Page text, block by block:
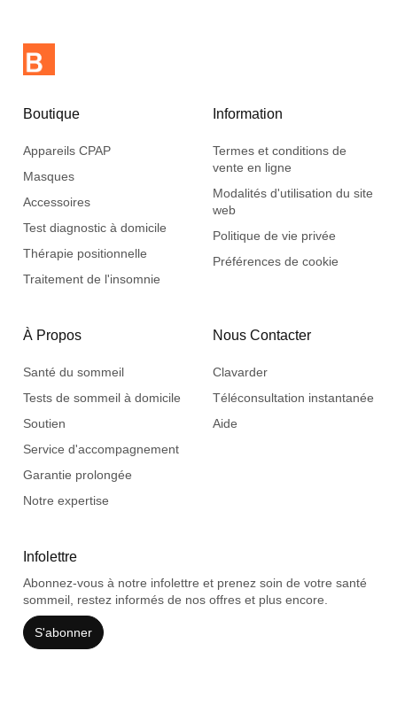
Boutique
Appareils CPAP
Masques
Accessoires
Test diagnostic à domicile
Thérapie positionnelle
Traitement de l'insomnie
Information
Termes et conditions de
vente en ligne
Modalités d'utilisation du site
web
Politique de vie privée
Préférences de cookie
À Propos
Santé du sommeil
Tests de sommeil à domicile
Soutien
Service d'accompagnement
Garantie prolongée
Notre expertise
Nous Contacter
Clavarder
Téléconsultation instantanée
Aide
Infolettre
Abonnez-vous à notre infolettre et prenez soin de votre santé
sommeil, restez informés de nos offres et plus encore.
S'abonner